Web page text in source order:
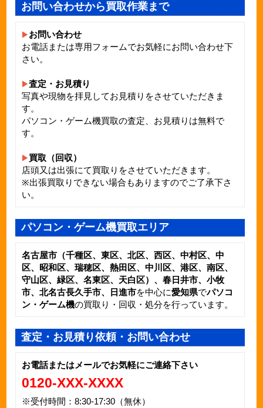
お問い合わせから買取作業まで
お問い合わせ
お電話または専用フォームでお気軽にお問い合わせ下
さい。
査定・お見積り
写真や現物を拝見してお見積りをさせていただきま
す。
パソコン・ゲーム機買取の査定、お見積りは無料で
す。
買取（回収）
店頭又は出張にて買取りをさせていただきます。
※出張買取りできない場合もありますのでご了承下さ
い。
パソコン・ゲーム機買取エリア
名古屋市（千種区、東区、北区、西区、中村区、中
区、昭和区、瑞穂区、熱田区、中川区、港区、南区、
守山区、緑区、名東区、天白区）、春日井市、小牧
市、北名古長久手市、日進市を中心に愛知県でパソコ
ン・ゲーム機の買取り・回収・処分を行っています。
査定・お見積り依頼・お問い合わせ
お電話またはメールでお気軽にご連絡下さい
0120-XXX-XXXX
※受付時間：8:30-17:30（無休）